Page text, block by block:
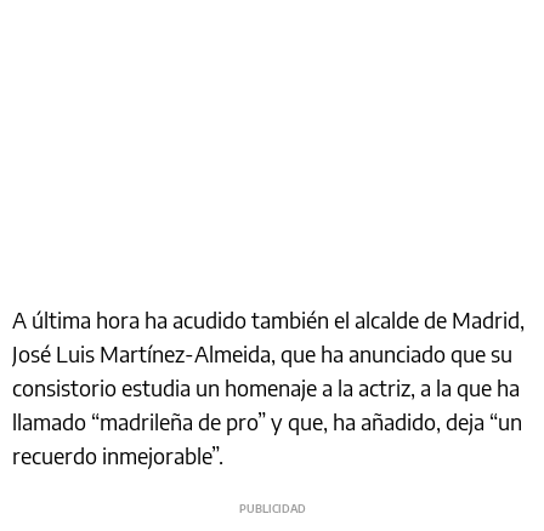
A última hora ha acudido también el alcalde de Madrid,
José Luis Martínez-Almeida, que ha anunciado que su
consistorio estudia un homenaje a la actriz, a la que ha
llamado “madrileña de pro” y que, ha añadido, deja “un
recuerdo inmejorable”.